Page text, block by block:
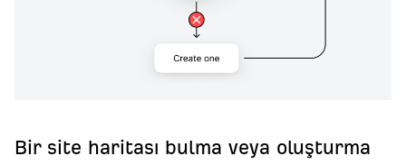
Bir site haritası bulma veya oluşturma